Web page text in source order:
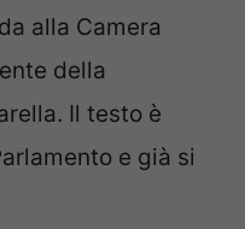
alla Camera
della
Il testo è
e già si